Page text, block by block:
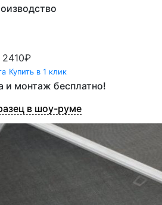
2410₽
Купить в 1 клик
и монтаж бесплатно!
в шоу-руме